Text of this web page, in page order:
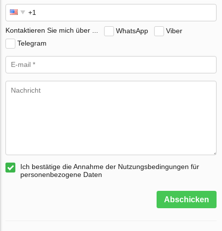
Kontaktieren Sie mich über ... WhatsApp
Viber
Telegram
Ich bestätige die Annahme der Nutzungsbedingungen für
personenbezogene Daten
Abschicken